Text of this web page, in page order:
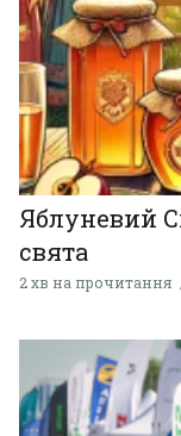
Яблуневий
свята
2 хв на прочитання